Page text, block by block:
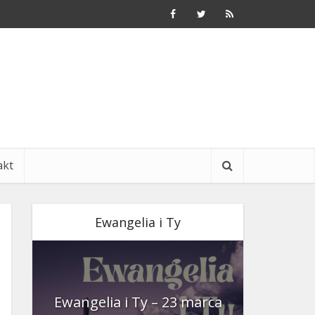
Ewangelia i Ty
Ewangelia i Ty – 23 marca